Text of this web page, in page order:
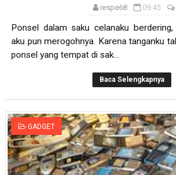
iespe68 09.45
Ponsel dalam saku celanaku
aku pun merogohnya. Karena tanganku
ponsel yang tempat di sak...
Baca Selengkapnya
GADGET